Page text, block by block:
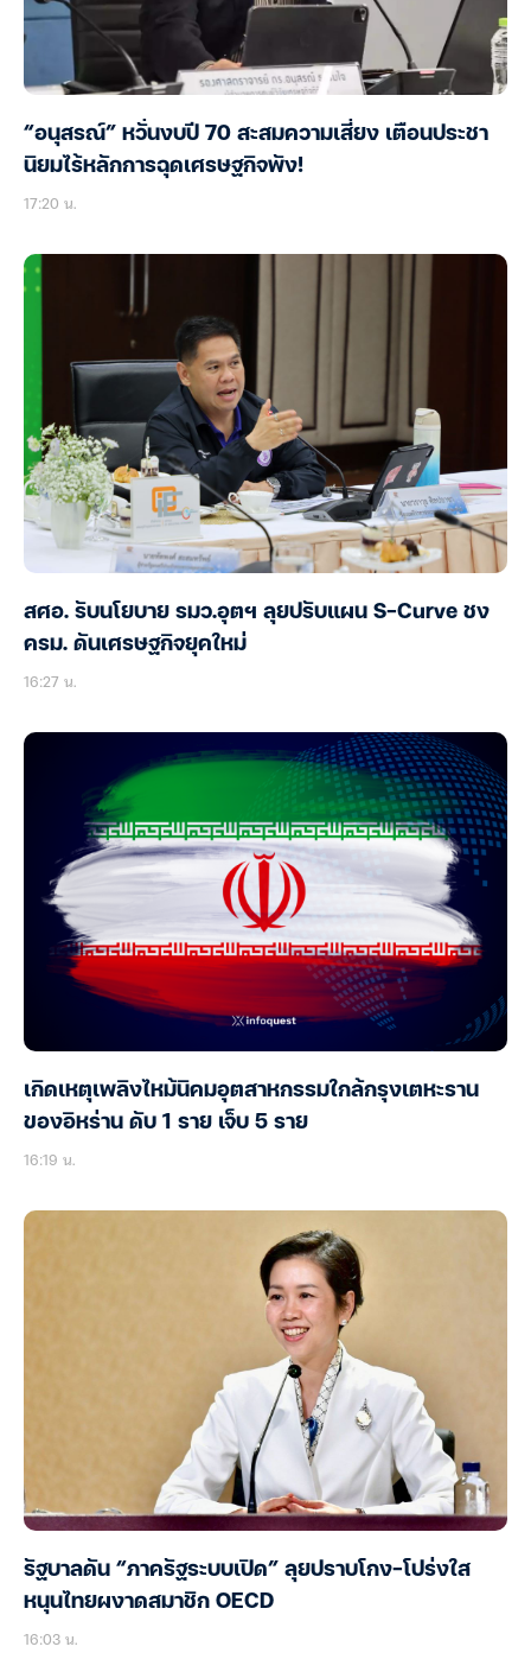
“อนุสรณ์” หวั่นงบปี 70 สะสมความเสี่ยง เตือนประชา
นิยมไร้หลักการฉุดเศรษฐกิจพัง!
17:20 น.
สศอ. รับนโยบาย รมว.อุตฯ ลุยปรับแผน S-Curve ชง
ครม. ดันเศรษฐกิจยุคใหม่
16:27 น.
เกิดเหตุเพลิงไหม้นิคมอุตสาหกรรมใกล้กรุงเตหะราน
ของอิหร่าน ดับ 1 ราย เจ็บ 5 ราย
16:19 น.
รัฐบาลดัน “ภาครัฐระบบเปิด” ลุยปราบโกง-โปร่งใส
หนุนไทยผงาดสมาชิก OECD
16:03 น.